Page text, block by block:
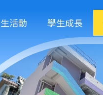
活動 學生成長